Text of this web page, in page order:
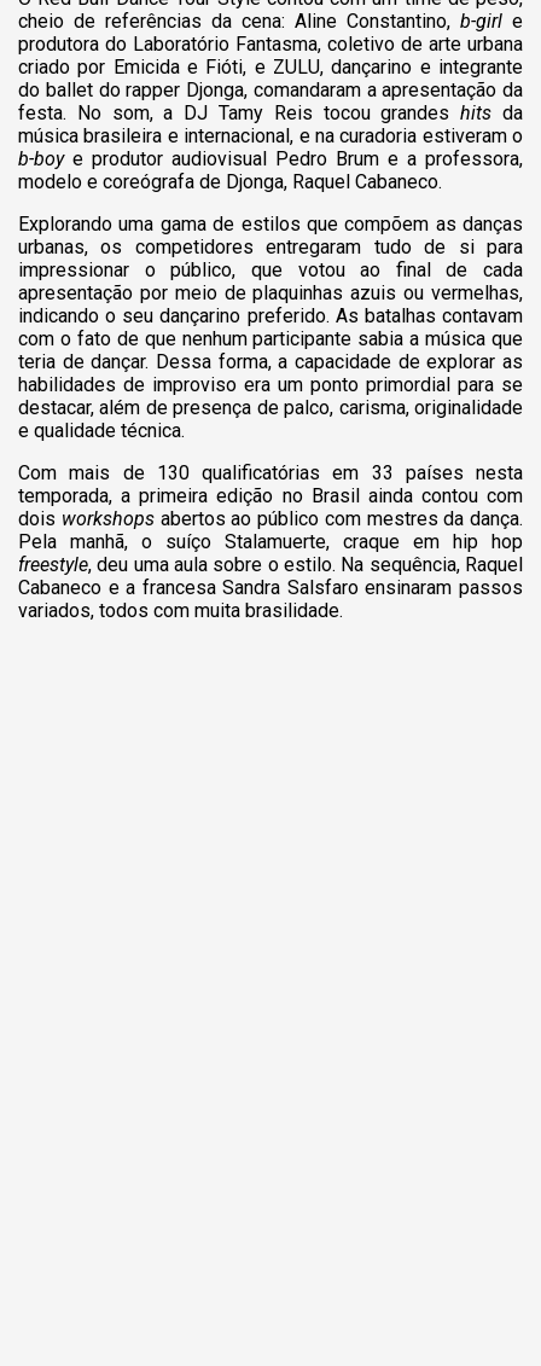
cheio de referências da cena: Aline Constantino, b-girl e
produtora do Laboratório Fantasma, coletivo de arte urbana
criado por Emicida e Fióti, e ZULU, dançarino e integrante
do ballet do rapper Djonga, comandaram a apresentação da
festa. No som, a DJ Tamy Reis tocou grandeshitsda
música brasileira e internacional, e na curadoria estiveram o
b-boye produtor audiovisual Pedro Brum e a professora,
modelo e coreógrafa de Djonga, Raquel Cabaneco.
Explorando uma gama de estilos que compõem as danças
urbanas, os competidores entregaram tudo de si para
impressionar o público, que votou ao final de cada
apresentação por meio de plaquinhas azuis ou vermelhas,
indicando o seu dançarino preferido. As batalhas contavam
com o fato de que nenhum participante sabia a música que
teria de dançar. Dessa forma, a capacidade de explorar as
habilidades de improviso era um ponto primordial para se
destacar, além de presença de palco, carisma, originalidade
e qualidade técnica.
Com mais de 130 qualificatórias em 33 países nesta
temporada, a primeira edição no Brasil ainda contou com
dois workshops abertos ao público com mestres da dança.
Pela manhã, o suíço Stalamuerte, craque em hip hop
freestyle, deu uma aula sobre o estilo. Na sequência, Raquel
Cabaneco e a francesa Sandra Salsfaro ensinaram passos
variados, todos com muita brasilidade.